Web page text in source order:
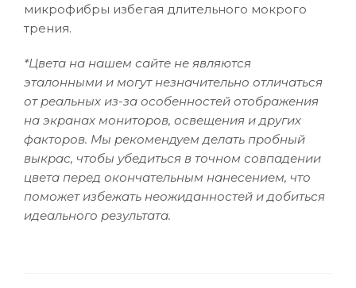
микрофибры избегая длительного мокрого
трения.
*Цвета на нашем сайте не являются
эталонными и могут незначительно отличаться
от реальных из-за особенностей отображения
на экранах мониторов, освещения и других
факторов. Мы рекомендуем делать пробный
выкрас, чтобы убедиться в точном совпадении
цвета перед окончательным нанесением, что
поможет избежать неожиданностей и добиться
идеального результата.